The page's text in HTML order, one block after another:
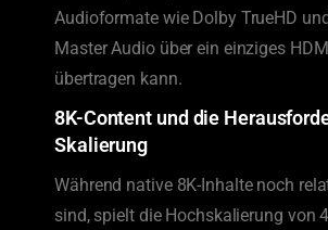
Audioformate wie Dolby TrueHD
Master Audio über ein einziges
übertragen kann.
8K-Content und die
Skalierung
Während native 8K-Inhalte noch
sind, spielt die Hochskalierung von